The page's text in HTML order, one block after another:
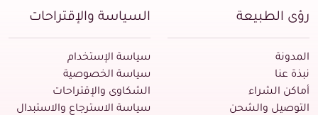
رؤى الطبيعة
المدونة
نبذة عنا
أماكن الشراء
التوصيل والشحن
السياسة والإقتراحات
سياسة الإستخدام
سياسة الخصوصية
الشكاوى والإقتراحات
سياسة الاسترجاع والاستبدال